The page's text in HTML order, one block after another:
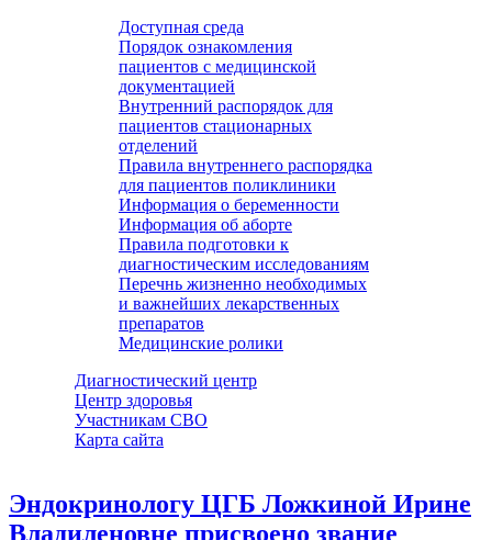
Доступная среда
Порядок ознакомления
пациентов с медицинской
документацией
Внутренний распорядок для
пациентов стационарных
отделений
Правила внутреннего распорядка
для пациентов поликлиники
Информация о беременности
Информация об аборте
Правила подготовки к
диагностическим исследованиям
Перечнь жизненно необходимых
и важнейших лекарственных
препаратов
Медицинские ролики
Диагностический центр
Центр здоровья
Участникам СВО
Карта сайта
Эндокринологу ЦГБ Ложкиной Ирине
Владиленовне присвоено звание